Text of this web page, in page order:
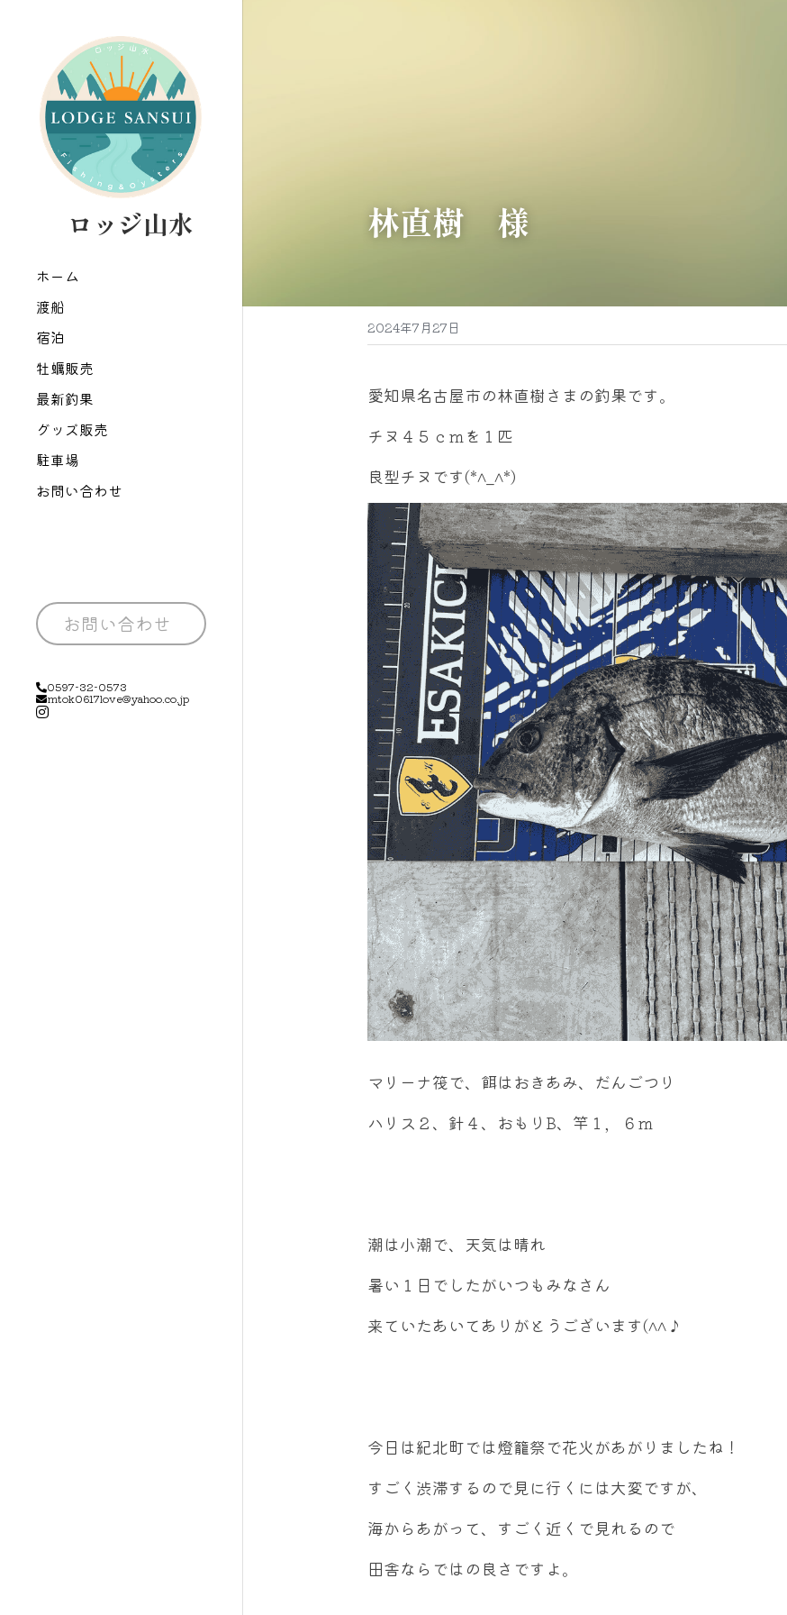
   ロッジ山水
ホーム
渡船
宿泊
牡蠣販売
最新釣果
グッズ販売
駐車場
お問い合わせ
お問い合わせ
0597-32-0573
mtok0617love@yahoo.co.jp
林直樹　様
2024年7月27日
愛知県名古屋市の林直樹さまの釣果です。
チヌ４５ｃｍを１匹
良型チヌです(*^_^*)
マリーナ筏で、餌はおきあみ、だんごつり
ハリス２、針４、おもりB、竿１，６ｍ
潮は小潮で、天気は晴れ
暑い１日でしたがいつもみなさん
来ていたあいてありがとうございます(^^♪
今日は紀北町では燈籠祭で花火があがりましたね！
すごく渋滞するので見に行くには大変ですが、
海からあがって、すごく近くで見れるので
田舎ならではの良さですよ。